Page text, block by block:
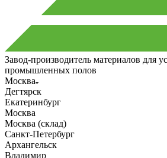
Завод-производитель материалов для
промышленных полов
Москва
Дегтярск
Екатеринбург
Москва
Москва (склад)
Санкт-Петербург
Архангельск
Владимир